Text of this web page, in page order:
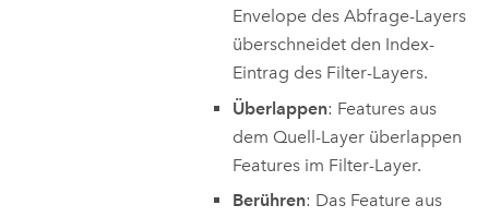
Envelope des Abfrage-Layers
überschneidet den Index-
Eintrag des Filter-Layers.
Überlappen: Features aus
dem Quell-Layer überlappen
Features im Filter-Layer.
Berühren: Das Feature aus